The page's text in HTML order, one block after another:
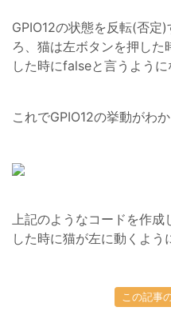
GPIO12の状態を反転(否定
ろ、猫は左ボタンを押し
した時にfalseと言うように
これでGPIO12の挙動がわか
上記のようなコードを作成
した時に猫が左に動くよう
この記事